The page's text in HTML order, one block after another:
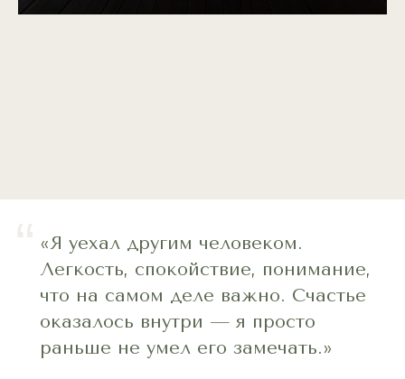
“ «Я уехал другим человеком.
Легкость, спокойствие, понимание,
что на самом деле важно. Счастье
оказалось внутри — я просто
раньше не умел его замечать.»